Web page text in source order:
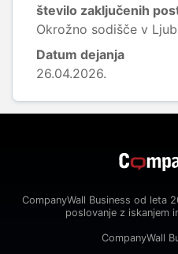
število zaključenih
Okrožno sodišče v
Datum dejanja
26.04.2026.
CompanyWall Business od leta
poslovanje z iskanjem
CompanyWall